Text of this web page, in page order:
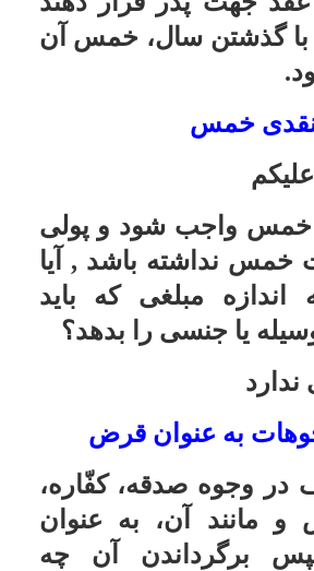
در فروع، همیشه دلیل بر عدم ایمان به
اصول نیست.
15- قلمرو مالیات و وجوه شرعیه
مطرح هست که آیا مالیات در نظام
جایگزین خمس و زکات مى شود؟ و در
کسانى که خمس و زکات مى دهند،
چاره اى اندیشیده شده تا مالیات
کمترى (لا اقل به میزان خمس و زکاتِ
پرداختى) بدهکار باشند؟ مخصوصاً با
توجّه به این که در صدر اداره مالیات و
اخذ وجوهات، فقیه جامع الشرایط
پاسخ:مسأله مهمّ این است که مالیات
نوعى هزینه کار اقتصادى است. یعنى
کسى که فعّالیّت اقتصادى دارد، از جادّه
گیرد، از رسانه هاى جمعى کمک مى
گیرد، و از دیگر امکانات بهره مند مى
گردد. اگر این امکانات نبود، کار
اقتصادى ممکن نمى شد، یا بهره کمى